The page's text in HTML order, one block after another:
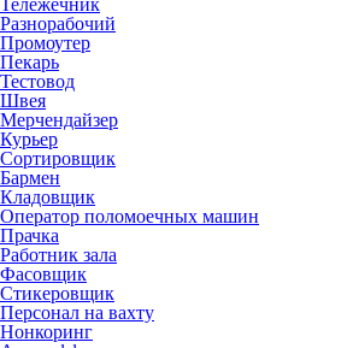
Разнорабочий
Промоутер
Пекарь
Тестовод
Швея
Мерчендайзер
Курьер
Сортировщик
Бармен
Кладовщик
Оператор поломоечных машин
Прачка
Работник зала
Фасовщик
Стикеровщик
Персонал на вахту
Нонкоринг